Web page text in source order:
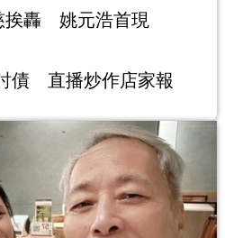
挨轟 姚元浩首現
債 直播炒作店家報